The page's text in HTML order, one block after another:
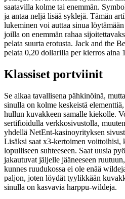
saatavilla kolme tai enemmän.
ja antaa neljä lisää syklejä. Tämän
lukeminen voi auttaa sinua
joilla on enemmän rahaa
pelata suurta erotusta. Jack and the
pelata 0,20 dollarilla per kierros aina
Klassiset portviinit
Se alkaa tavallisena pähkinöinä,
sinulla on kolme keskeistä
hullun kuvakkeen samalle kiekolle.
sertifioidulla verkkosivustolla,
yhdellä NetEnt-kasinoyrityksen
Lisäksi saat x3-kertoimen voittoihisi,
lopulliseen suhteeseen. Saat uusia
jakautuvat jäljelle jääneeseen
kunnes ruudukossa ei ole enää
paljon, joten löydät tyylikkään
sinulla on kasvavia harppu-wildeja.